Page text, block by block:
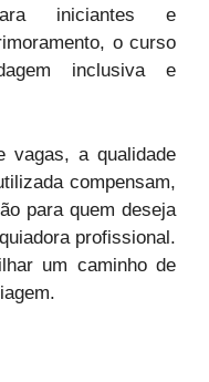
iniciantes e
o curso
inclusiva e
vagas, a qualidade
compensam,
para quem deseja
profissional.
um caminho de